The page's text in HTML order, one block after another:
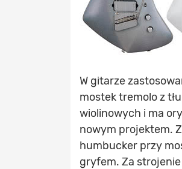
W gitarze
mostek tremolo z
wiolinowych i ma
nowym projektem.
humbucker przy
gryfem. Za